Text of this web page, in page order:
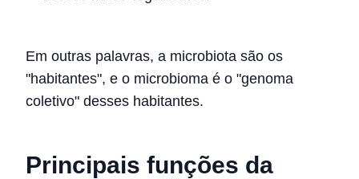
Em outras palavras, a microbiota são os
"habitantes", e o microbioma é o "genoma
coletivo" desses habitantes.
Principais funções da